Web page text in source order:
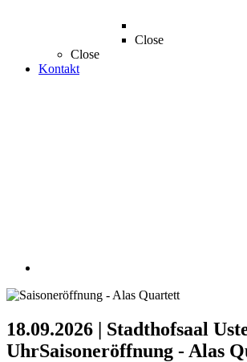
Close
Close
Kontakt
18.09.2026 | Stadthofsaal
UhrSaisoneröffnung - Alas